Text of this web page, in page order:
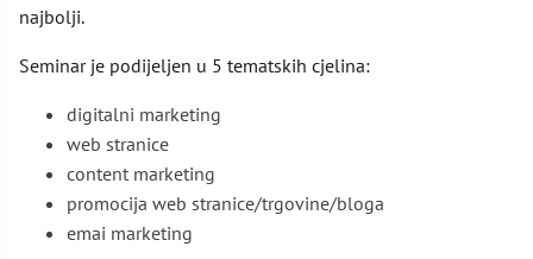
najbolji.
Seminar je podijeljen u 5 tematskih cjelina:
digitalni marketing
web stranice
content marketing
promocija web stranice/trgovine/bloga
emai marketing